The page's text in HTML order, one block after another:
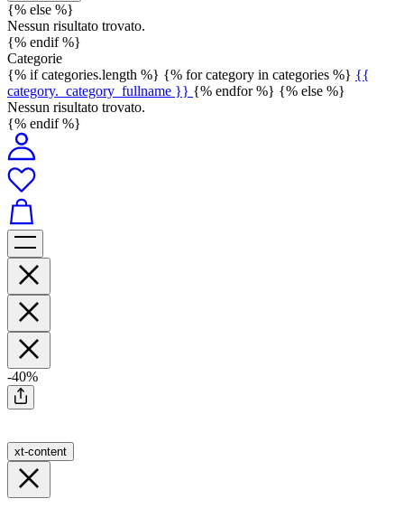
{% else %}
Nessun risultato trovato.
{% endif %}
Categorie
{% if categories.length %} {% for category in categories %} {{
category._category_fullname }} {% endfor %} {% else %}
Nessun risultato trovato.
{% endif %}
-40%
xt-content